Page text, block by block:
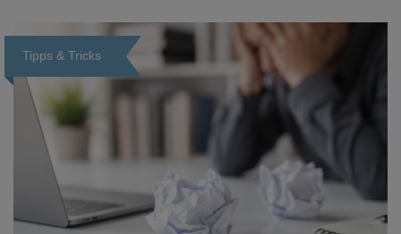
Tipps & Tricks
Loading...